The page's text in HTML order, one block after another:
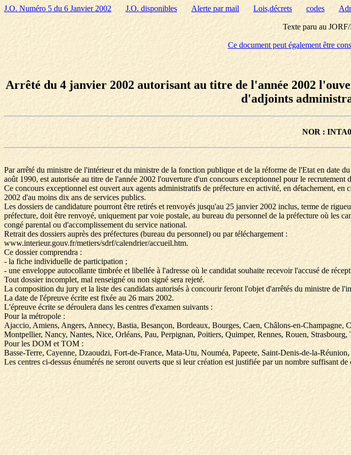
J.O. Numéro 5 du 6 Janvier 2002 J.O. disponibles Alerte par mail Lois,décrets codes
Texte paru au
Ce document peut également être
Arrêté du 4 janvier 2002 autorisant au titre de l'année 2002
d'adjoints
NOR :
Par arrêté du ministre de l'intérieur et du ministre de la fonction publique et de la réforme de l'Etat en date
août 1990, est autorisée au titre de l'année 2002 l'ouverture d'un concours exceptionnel pour le
Ce concours exceptionnel est ouvert aux agents administratifs de préfecture en activité, en détachement,
2002 d'au moins dix ans de services publics.
Les dossiers de candidature pourront être retirés et renvoyés jusqu'au 25 janvier 2002 inclus, terme de
préfecture, doit être renvoyé, uniquement par voie postale, au bureau du personnel de la préfecture où les
congé parental ou d'accomplissement du service national.
Retrait des dossiers auprès des préfectures (bureau du personnel) ou par téléchargement :
www.interieur.gouv.fr/metiers/sdrf/calendrier/accueil.htm.
Ce dossier comprendra :
- la fiche individuelle de participation ;
- une enveloppe autocollante timbrée et libellée à l'adresse où le candidat souhaite recevoir l'accusé de
Tout dossier incomplet, mal renseigné ou non signé sera rejeté.
La composition du jury et la liste des candidats autorisés à concourir feront l'objet d'arrêtés du ministre de
La date de l'épreuve écrite est fixée au 26 mars 2002.
L'épreuve écrite se déroulera dans les centres d'examen suivants :
Pour la métropole :
Ajaccio, Amiens, Angers, Annecy, Bastia, Besançon, Bordeaux, Bourges, Caen, Châlons-en-
Montpellier, Nancy, Nantes, Nice, Orléans, Pau, Perpignan, Poitiers, Quimper, Rennes, Rouen, Strasbourg,
Pour les DOM et TOM :
Basse-Terre, Cayenne, Dzaoudzi, Fort-de-France, Mata-Utu, Nouméa, Papeete, Saint-Denis-de-la-
Les centres ci-dessus énumérés ne seront ouverts que si leur création est justifiée par un nombre suffisant de